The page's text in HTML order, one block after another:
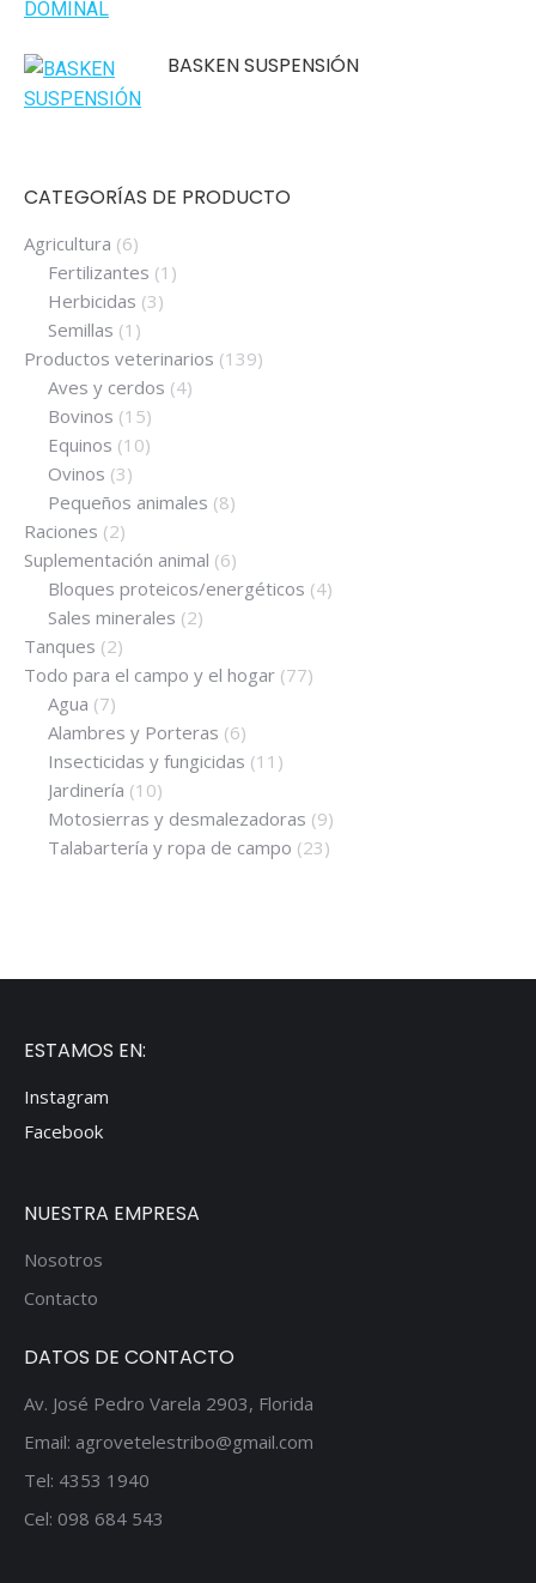
BASKEN SUSPENSIÓN
CATEGORÍAS DE PRODUCTO
Agricultura (6)
Fertilizantes (1)
Herbicidas (3)
Semillas (1)
Productos veterinarios (139)
Aves y cerdos (4)
Bovinos (15)
Equinos (10)
Ovinos (3)
Pequeños animales (8)
Raciones (2)
Suplementación animal (6)
Bloques proteicos/energéticos (4)
Sales minerales (2)
Tanques (2)
Todo para el campo y el hogar (77)
Agua (7)
Alambres y Porteras (6)
Insecticidas y fungicidas (11)
Jardinería (10)
Motosierras y desmalezadoras (9)
Talabartería y ropa de campo (23)
ESTAMOS EN:
Instagram
Facebook
NUESTRA EMPRESA
Nosotros
Contacto
DATOS DE CONTACTO
Av. José Pedro Varela 2903, Florida
Email: agrovetelestribo@gmail.com
Tel: 4353 1940
Cel: 098 684 543